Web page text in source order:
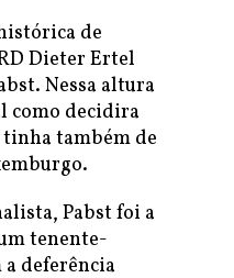
de
Dieter Ertel
Nessa altura
como decidira
também de
Pabst foi a
tenente-
a deferência